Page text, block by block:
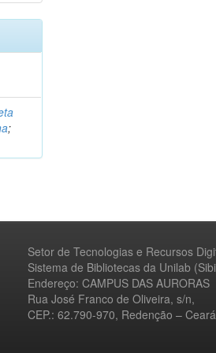
;
Setor de Tecnologias e Recursos
Sistema de Bibliotecas da Unilab
Endereço: CAMPUS DAS AURORAS
Rua José Franco de Oliveira, s/n,
CEP.: 62.790-970, Redenção –